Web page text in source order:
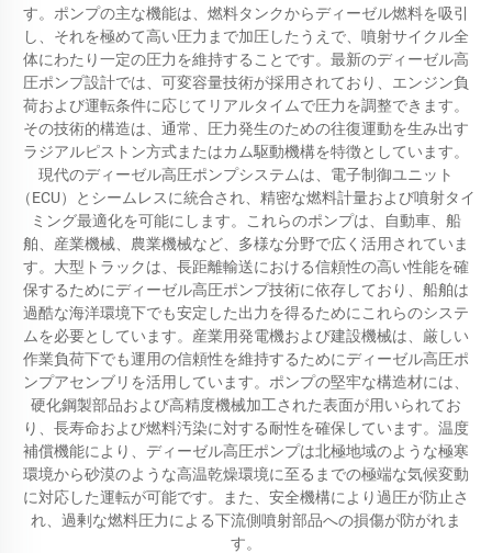
す。ポンプの主な機能は、燃料タンクからディーゼル燃料を吸引
し、それを極めて高い圧力まで加圧したうえで、噴射サイクル全
体にわたり一定の圧力を維持することです。最新のディーゼル高
圧ポンプ設計では、可変容量技術が採用されており、エンジン負
荷および運転条件に応じてリアルタイムで圧力を調整できます。
その技術的構造は、通常、圧力発生のための往復運動を生み出す
ラジアルピストン方式またはカム駆動機構を特徴としています。
現代のディーゼル高圧ポンプシステムは、電子制御ユニット
（ECU）とシームレスに統合され、精密な燃料計量および噴射タイ
ミング最適化を可能にします。これらのポンプは、自動車、船
舶、産業機械、農業機械など、多様な分野で広く活用されていま
す。大型トラックは、長距離輸送における信頼性の高い性能を確
保するためにディーゼル高圧ポンプ技術に依存しており、船舶は
過酷な海洋環境下でも安定した出力を得るためにこれらのシステ
ムを必要としています。産業用発電機および建設機械は、厳しい
作業負荷下でも運用の信頼性を維持するためにディーゼル高圧ポ
ンプアセンブリを活用しています。ポンプの堅牢な構造材には、
硬化鋼製部品および高精度機械加工された表面が用いられてお
り、長寿命および燃料汚染に対する耐性を確保しています。温度
補償機能により、ディーゼル高圧ポンプは北極地域のような極寒
環境から砂漠のような高温乾燥環境に至るまでの極端な気候変動
に対応した運転が可能です。また、安全機構により過圧が防止さ
れ、過剰な燃料圧力による下流側噴射部品への損傷が防がれま
す。